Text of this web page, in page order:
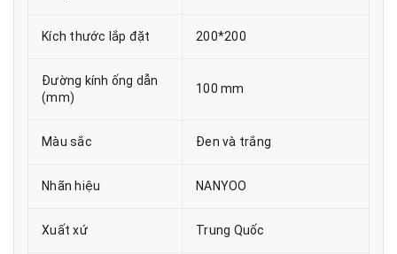
Kích thước lắp đặt 200*200
Đường kính ống dẫn
(mm)
100 mm
Màu sắc Đen và trắng
Nhãn hiệu NANYOO
Xuất xứ Trung Quốc